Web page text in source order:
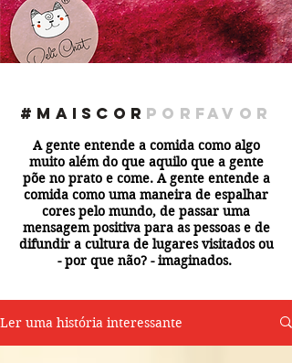
#maiscor porfavor
A gente entende a comida como algo
muito além do que aquilo que a gente
põe no prato e come. A gente entende a
comida como uma maneira de espalhar
cores pelo mundo, de passar uma
mensagem positiva para as pessoas e de
difundir a cultura de lugares visitados ou
- por que não? - imaginados.
Ler uma história interessante